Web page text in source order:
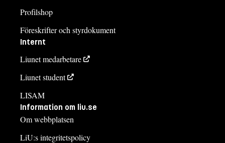
Profilshop
Föreskrifter och styrdokument
Internt
Liunet medarbetare
Liunet student
LISAM
Information om liu.se
Om webbplatsen
LiU:s integritetspolicy